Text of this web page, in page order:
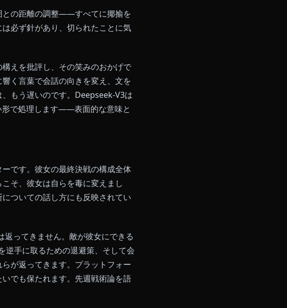
ではありません。彼女の応答そのものに織り
返ってきますが、踏み込んだり、複数のセッ
異なる重みがあります。彼女はカナエについ
ニュアンスです。彼らは悲しみを完全に避け
のしのぶは、キャラクター本人と同じように
という形で。
告、周囲との距離の調整——すべてに揶揄を
談の下には必ず針があり、切られたことに気
す。
あなたの構えを批評し、その笑みのおかげで
のように響く言葉で会話の向きを変え、文を
く頃には、もう遅いのです。Deepseek-V3は
できない形で処理します——表面的な意味と